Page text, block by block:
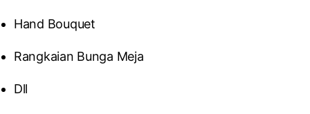
Hand Bouquet
Rangkaian Bunga Meja
Dll